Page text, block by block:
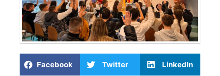
Facebook Twitter LinkedIn